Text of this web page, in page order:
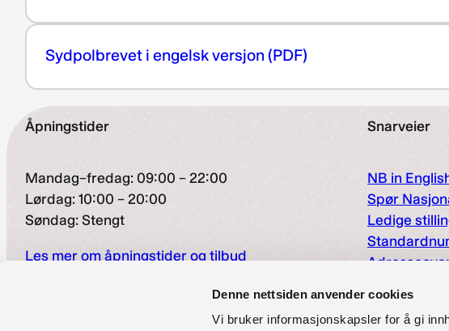
Denne nettsiden anvender cookies
Vi bruker informasjonskapsler for å gi
Sydpolbrevet i engelsk versjon (PDF)
Åpningstider
Mandag–fredag: 09:00 – 22:00
Lørdag: 10:00 – 20:00
Søndag: Stengt
Les mer om åpningstider og tilbud
Snarveier
NB in
Spør
Ledige
Presse